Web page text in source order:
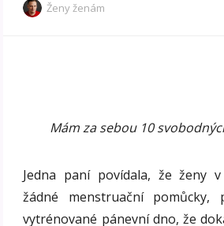
Ženy ženám
Mám za sebou 10
Jedna paní povídala, že ženy
žádné menstruační
vytrénované pánevní dno, že